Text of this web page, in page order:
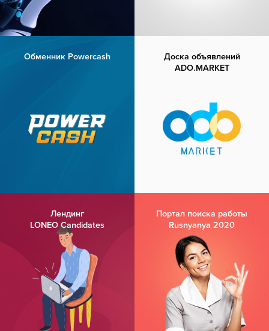
Обменник Powercash
Доска объявлений
ADO.MARKET
Лендинг
LONEO Candidates
Портал поиска работы
Rusnyanya 2020